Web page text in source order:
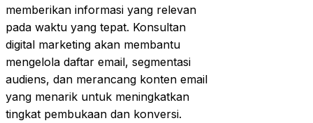
memberikan informasi yang relevan
pada waktu yang tepat. Konsultan
digital marketing akan membantu
mengelola daftar email, segmentasi
audiens, dan merancang konten email
yang menarik untuk meningkatkan
tingkat pembukaan dan konversi.